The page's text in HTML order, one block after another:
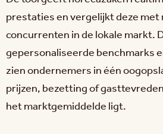
prestaties en vergelijkt deze
concurrenten in de lokale markt.
gepersonaliseerde benchmarks
zien ondernemers in één
prijzen, bezetting of
het marktgemiddelde ligt.